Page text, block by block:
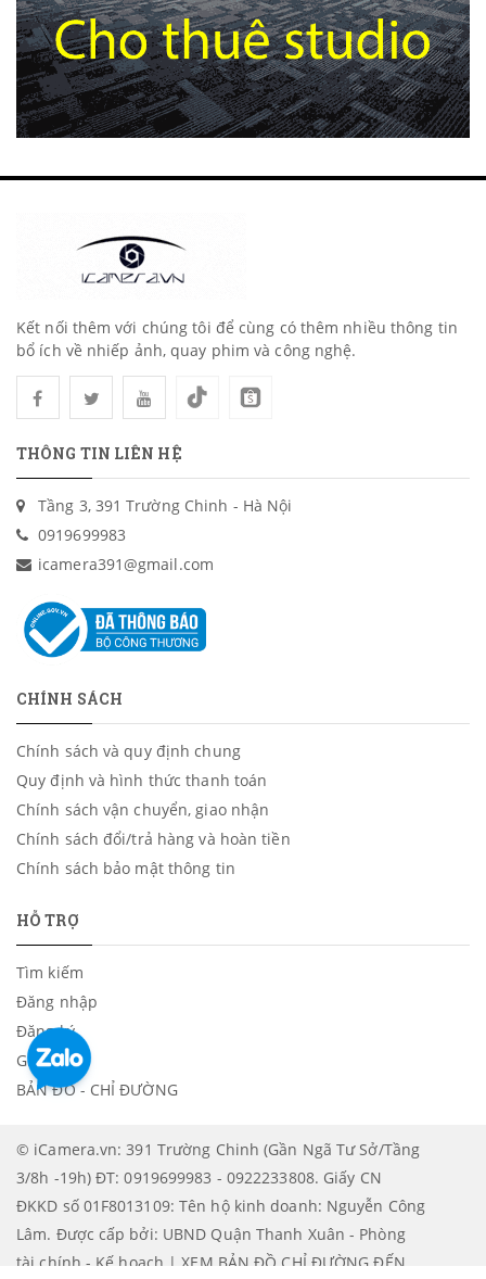
Kết nối thêm với chúng tôi để cùng có thêm nhiều thông tin
bổ ích về nhiếp ảnh, quay phim và công nghệ.
THÔNG TIN LIÊN HỆ
Tầng 3, 391 Trường Chinh - Hà Nội
0919699983
icamera391@gmail.com
CHÍNH SÁCH
Chính sách và quy định chung
Quy định và hình thức thanh toán
Chính sách vận chuyển, giao nhận
Chính sách đổi/trả hàng và hoàn tiền
Chính sách bảo mật thông tin
HỖ TRỢ
Tìm kiếm
Đăng nhập
Đăng ký
Giỏ hàng
BẢN ĐỒ - CHỈ ĐƯỜNG
© iCamera.vn: 391 Trường Chinh (Gần Ngã Tư Sở/Tầng
3/8h -19h) ĐT: 0919699983 - 0922233808. Giấy CN
ĐKKD số 01F8013109: Tên hộ kinh doanh: Nguyễn Công
Lâm. Được cấp bởi: UBND Quận Thanh Xuân - Phòng
tài chính - Kế hoạch | XEM BẢN ĐỒ CHỈ ĐƯỜNG ĐẾN